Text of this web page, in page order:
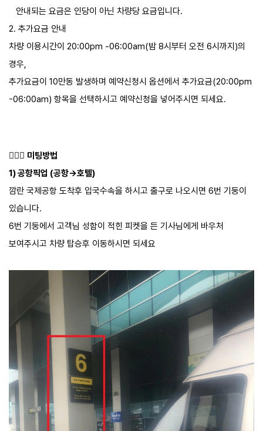
안내되는 요금은 인당이 아닌 차량당 요금입니다.
2. 추가요금 안내
차량 이용시간이 20:00pm -06:00am(밤 8시부터 오전 6시까지)의
경우,
추가요금이 10만동 발생하며 예약신청시 옵션에서 추가요금(20:00pm
-06:00am) 항목을 선택하시고 예약신청을 넣어주시면 되세요.
🙋🏾‍♀ 미팅방법
1) 공항픽업 (공항->호텔)
깜란 국제공항 도착후 입국수속을 하시고 출구로 나오시면 6번 기둥이
있습니다.
6번 기둥에서 고객님 성함이 적힌 피켓을 든 기사님에게 바우처
보여주시고 차량 탑승후 이동하시면 되세요